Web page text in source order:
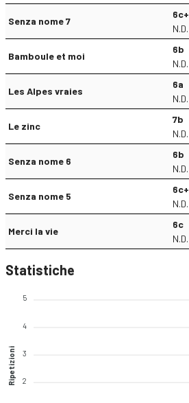
Senza nome 7
6c+
N.D.
Bamboule et moi
6b
N.D.
Les Alpes vraies
6a
N.D.
Le zinc
7b
N.D.
Senza nome 6
6b
N.D.
Senza nome 5
6c+
N.D.
Merci Ia vie
6c
N.D.
Statistiche
5
4
3
2
Ripetizioni